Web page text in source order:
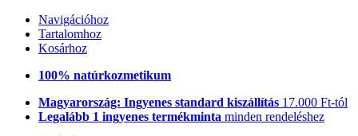
Navigációhoz
Tartalomhoz
Kosárhoz
100% natúrkozmetikum
Magyarország: Ingyenes standard kiszállítás 17.000 Ft-tól
Legalább 1 ingyenes termékminta minden rendeléshez